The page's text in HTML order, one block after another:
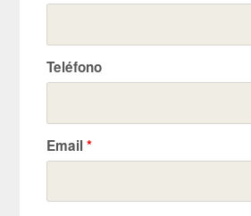
Teléfono
Email*